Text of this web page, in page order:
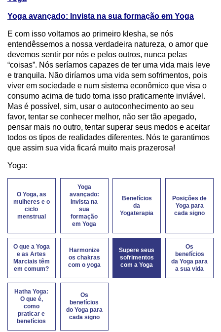
Yoga avançado: Invista na sua formação em Yoga
E com isso voltamos ao primeiro klesha, se nós
entendêssemos a nossa verdadeira natureza, o amor que
devemos sentir por nós e pelos outros, nunca pelas
“coisas”. Nós seríamos capazes de ter uma vida mais leve
e tranquila. Não diríamos uma vida sem sofrimentos, pois
viver em sociedade e num sistema econômico que visa o
consumo acima de tudo torna isso praticamente inviável.
Mas é possível, sim, usar o autoconhecimento ao seu
favor, tentar se conhecer melhor, não ser tão apegado,
pensar mais no outro, tentar superar seus medos e aceitar
todos os tipos de realidades diferentes. Nós te garantimos
que assim sua vida ficará muito mais prazerosa!
Yoga:
O Yoga, as
mulheres e o
ciclo
menstrual
Yoga
avançado:
Invista na
sua
formação
em Yoga
Benefícios
da
Yogaterapia
Posições de
Yoga para
cada signo
O que a Yoga
e as Artes
Marciais têm
em comum?
Harmonize
os chakras
com o yoga
Supere seus
sofrimentos
com a Yoga
Os
benefícios
da Yoga para
a sua vida
Hatha Yoga:
O que é,
como
praticar e
benefícios
Os
benefícios
do Yoga para
cada signo